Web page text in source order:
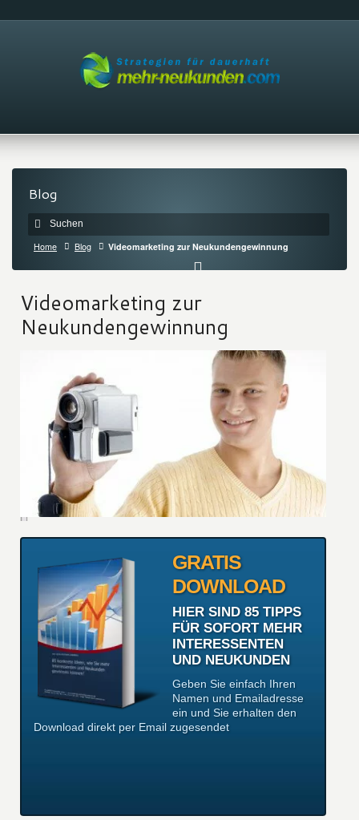
Blog
Home Blog Videomarketing zur Neukundengewinnung
Videomarketing zur
Neukundengewinnung
GRATIS
DOWNLOAD
HIER SIND 85 TIPPS
FÜR SOFORT MEHR
INTERESSENTEN
UND NEUKUNDEN
Geben Sie einfach Ihren
Namen und Emailadresse
ein und Sie erhalten den
Download direkt per Email zugesendet